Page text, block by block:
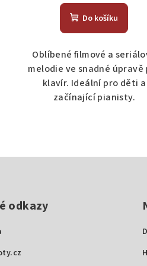
Do košíku
Oblíbené filmové a
melodie ve snadné úpravě
klavír. Ideální pro děti a
začínající pianisty.
odkazy